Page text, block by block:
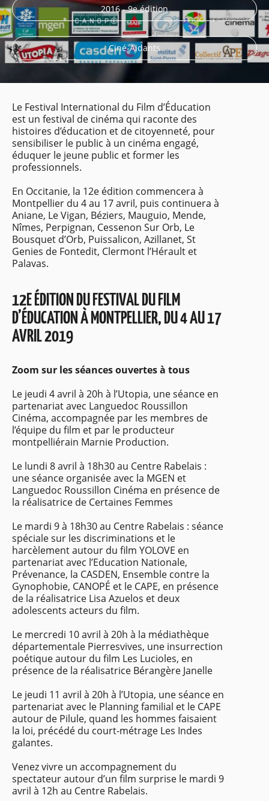
2016 - 9e édition
Ciné-Aidants
Le Festival International du Film d’Éducation
est un festival de cinéma qui raconte des
histoires d’éducation et de citoyenneté, pour
sensibiliser le public à un cinéma engagé,
éduquer le jeune public et former les
professionnels.
En Occitanie, la 12e édition commencera à
Montpellier du 4 au 17 avril, puis continuera à
Aniane, Le Vigan, Béziers, Mauguio, Mende,
Nîmes, Perpignan, Cessenon Sur Orb, Le
Bousquet d’Orb, Puissalicon, Azillanet, St
Genies de Fontedit, Clermont l’Hérault et
Palavas.
12E ÉDITION DU FESTIVAL DU FILM
D’ÉDUCATION À MONTPELLIER, DU 4 AU 17
AVRIL 2019
Zoom sur les séances ouvertes à tous
Le jeudi 4 avril à 20h à l’Utopia, une séance en
partenariat avec Languedoc Roussillon
Cinéma, accompagnée par les membres de
l’équipe du film et par le producteur
montpelliérain Marnie Production.
Le lundi 8 avril à 18h30 au Centre Rabelais :
une séance organisée avec la MGEN et
Languedoc Roussillon Cinéma en présence de
la réalisatrice de Certaines Femmes
Le mardi 9 à 18h30 au Centre Rabelais : séance
spéciale sur les discriminations et le
harcèlement autour du film YOLOVE en
partenariat avec l’Education Nationale,
Prévenance, la CASDEN, Ensemble contre la
Gynophobie, CANOPÉ et le CAPE, en présence
de la réalisatrice Lisa Azuelos et deux
adolescents acteurs du film.
Le mercredi 10 avril à 20h à la médiathèque
départementale Pierresvives, une insurrection
poétique autour du film Les Lucioles, en
présence de la réalisatrice Bérangère Janelle
Le jeudi 11 avril à 20h à l’Utopia, une séance en
partenariat avec le Planning familial et le CAPE
autour de Pilule, quand les hommes faisaient
la loi, précédé du court-métrage Les Indes
galantes.
Venez vivre un accompagnement du
spectateur autour d’un film surprise le mardi 9
avril à 12h au Centre Rabelais.